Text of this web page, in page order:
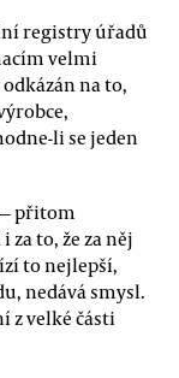
registry úřadů
velmi
na to,
li se jeden
— přitom
to, že za něj
to nejlepší,
nedává smysl.
z velké části